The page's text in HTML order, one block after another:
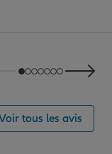
tous les avis